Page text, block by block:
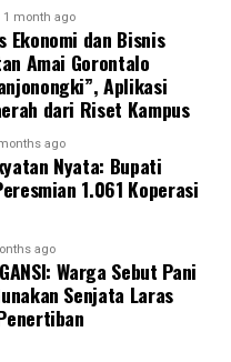
ini akan kami kirimkan
juga. Selain itu, draf
kepada Bapak Wali
Daerah sebagai
hasil razia,”
dan berkala ini,
adanya
aparatur. Dengan
kepada masyarakat
terganggu oleh
1 month ago
Ekonomi dan Bisnis
Amai Gorontalo
Aplikasi
dari Riset Kampus
ago
Nyata: Bupati
1.061 Koperasi
ago
Warga Sebut Pani
Senjata Laras